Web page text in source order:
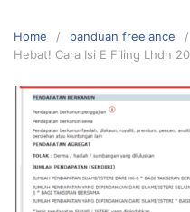
Home
panduan freelance
Hebat! Cara Isi E Filing Lhdn